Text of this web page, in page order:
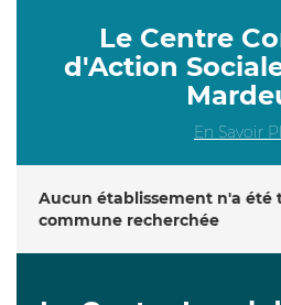
Le Centre
d'Action
En Savoir
Aucun établissement n'a été
commune recherchée